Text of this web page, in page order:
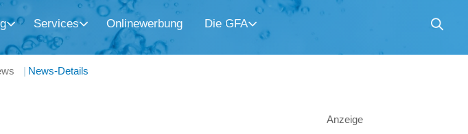
Services Onlinewerbung Die GFA
News-Details
Anzeige